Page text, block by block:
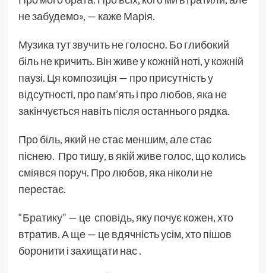
не забудемо», — каже Марія.
Музика тут звучить не голосно. Бо глибокий
біль не кричить. Він живе у кожній ноті, у кожній
паузі. Ця композиція — про присутність у
відсутності, про пам’ять і про любов, яка не
закінчується навіть після останнього рядка.
Про біль, який не стає меншим, але стає
піснею. Про тишу, в якій живе голос, що колись
сміявся поруч. Про любов, яка ніколи не
перестає.
“Братику” — це сповідь, яку почує кожен, хто
втратив. А ще — це вдячність усім, хто пішов
боронити і захищати нас .